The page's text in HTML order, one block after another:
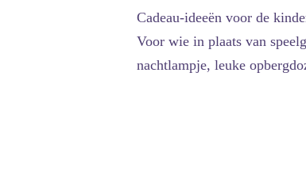
Cadeau-ideeën voor de
Voor wie in plaats van
nachtlampje, leuke